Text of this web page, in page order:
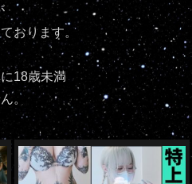
おります。
18歳未満
。